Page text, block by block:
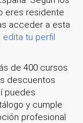
eres residente
acceder a esta
edita tu perfil
de 400 cursos
descuentos
puedes
y cumple
profesional